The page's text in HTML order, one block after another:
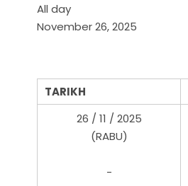
All day
November 26, 2025
TARIKH
26 / 11 / 2025
(RABU)
-